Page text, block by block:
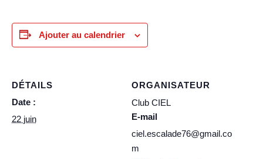
Ajouter au calendrier
DÉTAILS
Date :
22 juin
ORGANISATEUR
Club CIEL
E-mail
ciel.escalade76@gmail.co
m